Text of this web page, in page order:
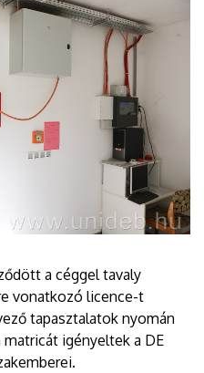
a céggel tavaly
vonatkozó licence-t
tapasztalatok nyomán
igényeltek a DE